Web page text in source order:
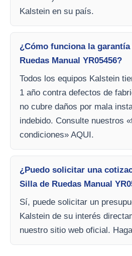
Kalstein en su país.
¿Cómo funciona la
Ruedas Manual YR05456?
Todos los equipos Kalstein
1 año contra defectos de
no cubre daños por mala
indebido. Consulte nuestros
condiciones» AQUI.
¿Puedo solicitar una
Silla de Ruedas Manual
Sí, puede solicitar un
Kalstein de su interés
nuestro sitio web oficial.